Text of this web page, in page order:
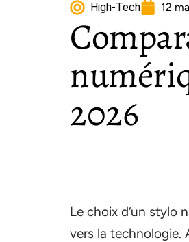
High-Tech 12
2026
Le choix d’un stylo
vers la technologie.